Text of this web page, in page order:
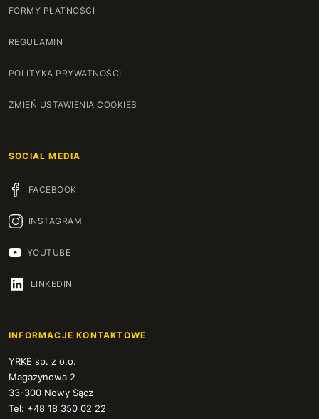
FORMY PŁATNOŚCI
REGULAMIN
POLITYKA PRYWATNOŚCI
ZMIEŃ USTAWIENIA COOKIES
SOCIAL MEDIA
FACEBOOK
INSTAGRAM
YOUTUBE
LINKEDIN
INFORMACJE KONTAKTOWE
YRKE sp. z o.o.
Magazynowa 2
33-300 Nowy Sącz
Tel: +48 18 350 02 22